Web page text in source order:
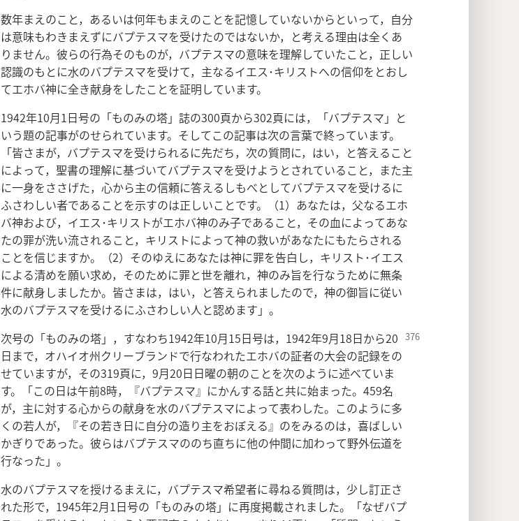
数年まえのこと，あるいは何年もまえのことを記憶していないからといって，自分
は意味もわきまえずにバプテスマを受けたのではないか，と考える理由は全くあ
りません。彼らの行為そのものが，バプテスマの意味を理解していたこと，正しい
認識のもとに水のバプテスマを受けて，主なるイエス･キリストへの信仰をとおし
てエホバ神に全き献身をしたことを証明しています。
1942年10月1日号の「ものみの塔」誌の300頁から302頁には，「バプテスマ」と
いう題の記事がのせられています。そしてこの記事は次の言葉で終っています。
「皆さまが，バプテスマを受けられるに先だち，次の質問に，はい，と答えること
によって，聖書の理解に基づいてバプテスマを受けようとされていること，また主
に一身をささげた，心から主の信頼に答えるしもべとしてバプテスマを受けるに
ふさわしい者であることを示すのは正しいことです。（1）あなたは，父なるエホ
バ神および，イエス･キリストがエホバ神のみ子であること，その血によってあな
たの罪が洗い流されること，キリストによって神の救いがあなたにもたらされる
ことを信じますか。（2）そのゆえにあなたは神に罪を告白し，キリスト･イエス
による清めを願い求め，そのために罪と世を離れ，神のみ旨を行なうために無条
件に献身しましたか。皆さまは，はい，と答えられましたので，神の御旨に従い
水のバプテスマを受けるにふさわしい人と認めます」。
次号の「ものみの塔」，すなわち1942年10月15日号は，1942年9月18日から20
日まで，オハイオ州クリーブランドで行なわれたエホバの証者の大会の記録をの
せていますが，その319頁に，9月20日日曜の朝のことを次のように述べていま
す。「この日は午前8時，『バプテスマ』にかんする話と共に始まった。459名
が，主に対する心からの献身を水のバプテスマによって表わした。このように多
くの若人が，『その若き日に自分の造り主をおぼえる』のをみるのは，喜ばしい
かぎりであった。彼らはバプテスマののち直ちに他の仲間に加わって野外伝道を
行なった」。
水のバプテスマを授けるまえに，バプテスマ希望者に尋ねる質問は，少し訂正さ
れた形で，1945年2月1日号の「ものみの塔」に再度掲載されました。「なぜバプ